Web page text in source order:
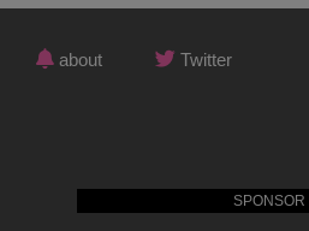
SPONSOR
Powered by livedoor 相互RSS
about Twitter